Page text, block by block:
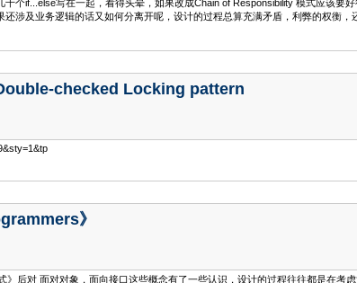
个if...else写在一起，看得头晕，如果改成Chain of Responsibility 模式应该
涉及业务逻辑的话又如何分离开呢，设计的过程总算充满矛盾，利弊的权衡，
checked Locking pattern
》
后对 面对对象，面向接口这些概念有了一些认识，设计的过程往往都是在考